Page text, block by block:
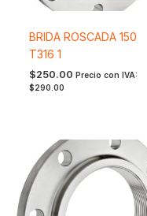
BRIDA ROSCADA 150
T316 1
$250.00 Precio con IVA:
$290.00